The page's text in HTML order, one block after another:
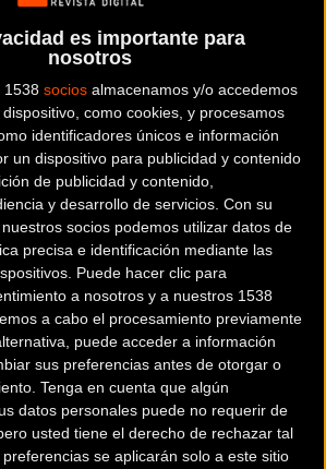
es importante para
nosotros
1538 socios almacenamos y/o accedemos
como cookies, y procesamos
identificadores únicos e información
un dispositivo para publicidad y contenido
de publicidad y contenido,
y desarrollo de servicios. Con su
socios podemos utilizar datos de
precisa e identificación mediante las
Puede hacer clic para
a nosotros y a nuestros 1538
a cabo el procesamiento previamente
puede acceder a información
sus preferencias antes de otorgar o
Tenga en cuenta que algún
datos personales puede no requerir de
usted tiene el derecho de rechazar tal
se aplicarán solo a este sitio
Buscar